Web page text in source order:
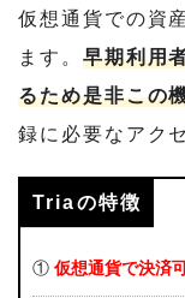
仮想通貨での資
ます。 早期利用
るため是非この
録に必要なアク
Triaの特徴
① 仮想通貨で決済